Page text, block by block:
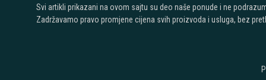
Svi artikli prikazani na ovom sajtu su deo naše ponude i ne
Zadržavamo pravo promjene cijena svih proizvoda i usluga, bez